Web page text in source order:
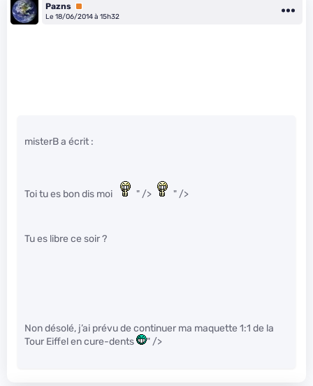
Pazns Premium
Le 18/06/2014 à 15h32
misterB a écrit :
Toi tu es bon dis moi " /> " />
Tu es libre ce soir ?
Non désolé, j’ai prévu de continuer ma maquette 1:1 de la
Tour Eiffel en cure-dents
" />